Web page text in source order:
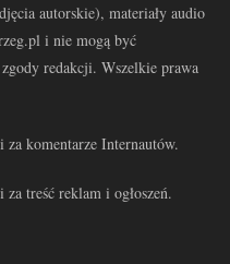
autorskie), materiały audio
i nie mogą być
redakcji. Wszelkie prawa
komentarze Internautów.
treść reklam i ogłoszeń.